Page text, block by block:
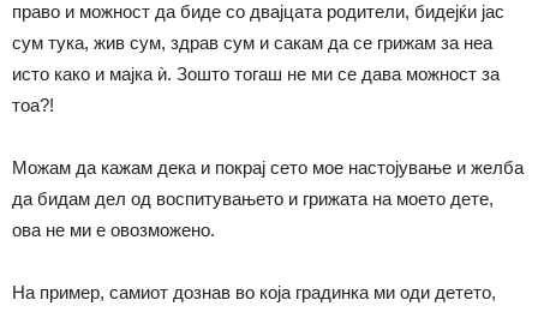
право и можност да биде со двајцата родители, бидејќи јас
сум тука, жив сум, здрав сум и сакам да се грижам за неа
исто како и мајка ѝ. Зошто тогаш не ми се дава можност за
тоа?!
Можам да кажам дека и покрај сето мое настојување и желба
да бидам дел од воспитувањето и грижата на моето дете,
ова не ми е овозможено.
На пример, самиот дознав во која градинка ми оди детето,